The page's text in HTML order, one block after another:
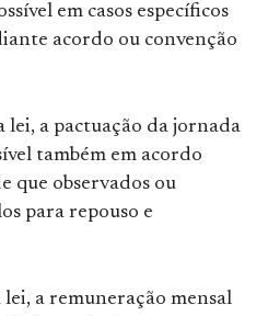
em casos específicos
acordo ou convenção
lei, a pactuação da jornada
também em acordo
que observados ou
para repouso e
a remuneração mensal